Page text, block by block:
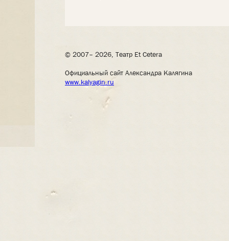
© 2007– 2026, Театр Et Cetera
Официальный сайт Александра Калягина
www.kalyagin.ru